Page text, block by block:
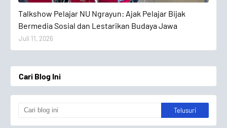
Talkshow Pelajar NU Ngrayun: Ajak Pelajar Bijak
Bermedia Sosial dan Lestarikan Budaya Jawa
Juli 11, 2026
Cari Blog Ini